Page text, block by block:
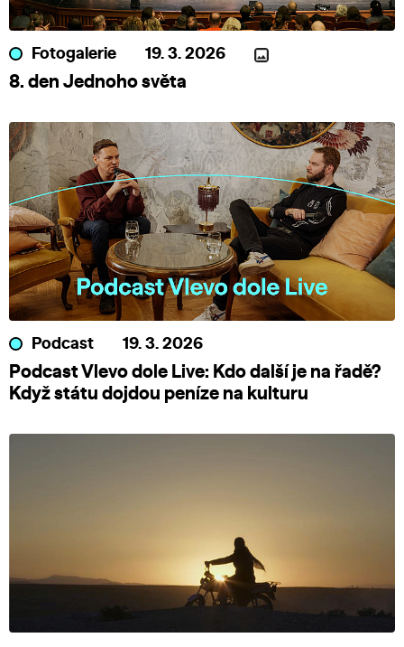
Fotogalerie 19. 3. 2026
8. den Jednoho světa
Podcast 19. 3. 2026
Podcast Vlevo dole Live: Kdo další je na řadě?
Když státu dojdou peníze na kulturu